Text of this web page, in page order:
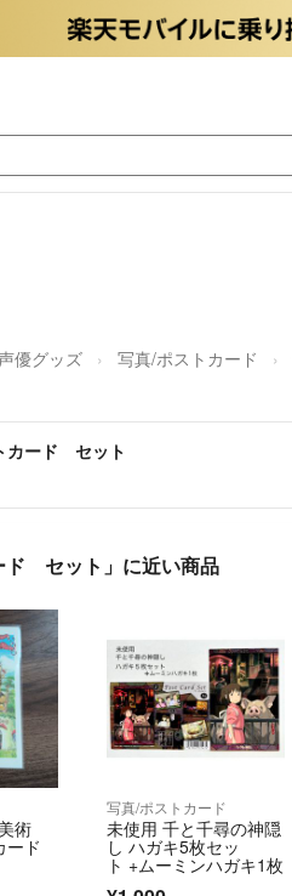
優グッズ 写真/ポストカード
カード セット
セット」に近い商品
術
ド
写真/ポストカード
未使用 千と千尋の神隠
し ハガキ5枚セッ
ト +ムーミンハガキ1枚